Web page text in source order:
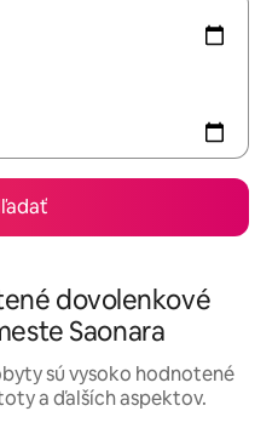
dovolenkové
Saonara
sú vysoko hodnotené
a ďalších aspektov.